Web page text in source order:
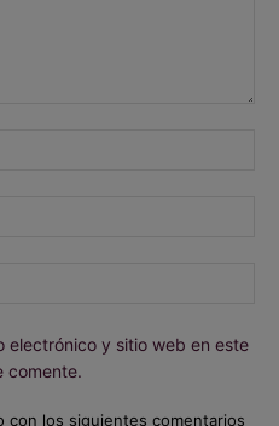
electrónico y sitio web en este
comente.
con los siguientes comentarios